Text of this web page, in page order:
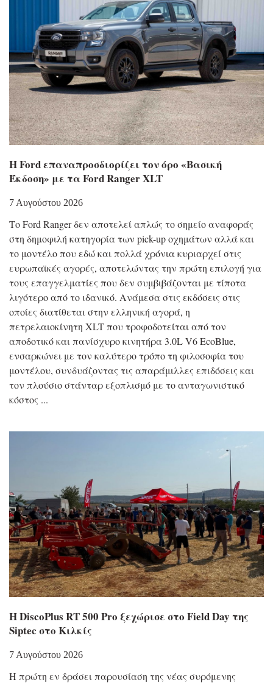
Η Ford επαναπροσδιορίζει τον όρο «Βασική
Έκδοση» με τα Ford Ranger XLT
7 Αυγούστου 2026
Το Ford Ranger δεν αποτελεί απλώς το σημείο αναφοράς
στη δημοφιλή κατηγορία των pick-up οχημάτων αλλά και
το μοντέλο που εδώ και πολλά χρόνια κυριαρχεί στις
ευρωπαϊκές αγορές, αποτελώντας την πρώτη επιλογή για
τους επαγγελματίες που δεν συμβιβάζονται με τίποτα
λιγότερο από το ιδανικό. Ανάμεσα στις εκδόσεις στις
οποίες διατίθεται στην ελληνική αγορά, η
πετρελαιοκίνητη XLT που τροφοδοτείται από τον
αποδοτικό και πανίσχυρο κινητήρα 3.0L V6 EcoBlue,
ενσαρκώνει με τον καλύτερο τρόπο τη φιλοσοφία του
μοντέλου, συνδυάζοντας τις απαράμιλλες επιδόσεις και
τον πλούσιο στάνταρ εξοπλισμό με το ανταγωνιστικό
κόστος
Η DiscoPlus RT 500 Pro ξεχώρισε στο Field Day της
Siptec στο Κιλκίς
7 Αυγούστου 2026
Η πρώτη εν δράσει παρουσίαση της νέας συρόμενης